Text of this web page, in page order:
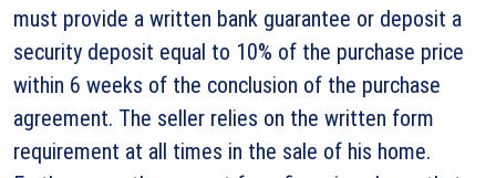
must provide a written bank guarantee or deposit a
security deposit equal to 10% of the purchase price
within 6 weeks of the conclusion of the purchase
agreement. The seller relies on the written form
requirement at all times in the sale of his home.